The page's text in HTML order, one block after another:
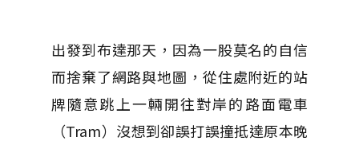
出發到布達那天，因為一股莫名的自信
而捨棄了網路與地圖，從住處附近的站
牌隨意跳上一輛開往對岸的路面電車
（Tram）沒想到卻誤打誤撞抵達原本晚